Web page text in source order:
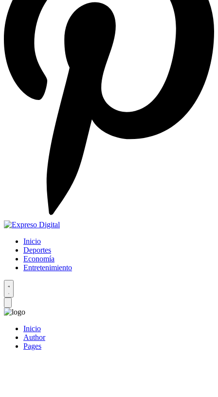
Inicio
Deportes
Economía
Entretenimiento
Inicio
Author
Pages